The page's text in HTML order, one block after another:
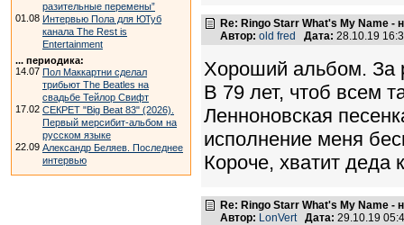
разительные перемены”
01.08 Интервью Пола для ЮТуб
канала The Rest is
Entertainment
... периодика:
14.07 Пол Маккартни сделал
трибьют The Beatles на
свадьбе Тейлор Свифт
17.02 СЕКРЕТ "Big Beat 83" (2026).
Первый мерсибит-альбом на
русском языке
22.09 Александр Беляев. Последнее
интервью
Re: Ringo Starr What's My Name
Автор: old fred Дата: 28.10.19
Хороший альбом. За
В 79 лет, чтоб всем
Ленноновская
исполнение меня
Короче, хватит деда
Re: Ringo Starr What's My Name
Автор: LonVert Дата: 29.10.19